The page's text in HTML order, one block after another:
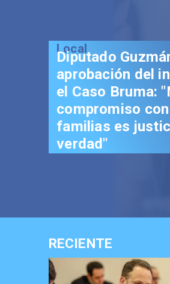
Local
Senador Vial
aprobación del
Reconstrucción:
trascendental en
los chilenos"
RECIENTE